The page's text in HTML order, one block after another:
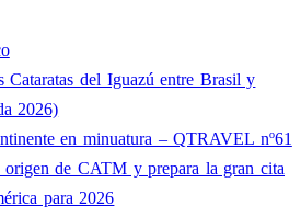
Cataratas del Iguazú entre Brasil y
2026)
en minuatura – QTRAVEL nº61
origen de CATM y prepara la gran cita
para 2026